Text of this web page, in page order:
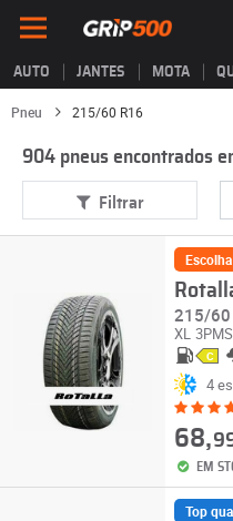
AUTO JANTES MOTA
Pneu 215/60 R16
904 pneus encontrados
Filtrar
215/60
XL
C
4
68,
EM
Top